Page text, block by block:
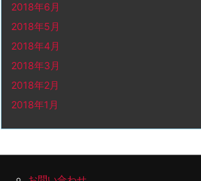
2018年6月
2018年5月
2018年4月
2018年3月
2018年2月
2018年1月